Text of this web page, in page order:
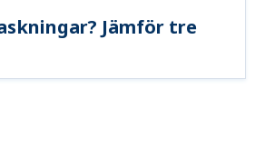
Jämför tre